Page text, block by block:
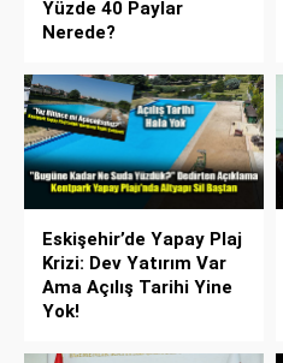
Yüzde 40 Paylar
Nerede?
Eskişehir’de Yapay Plaj
Krizi: Dev Yatırım Var
Ama Açılış Tarihi Yine
Yok!